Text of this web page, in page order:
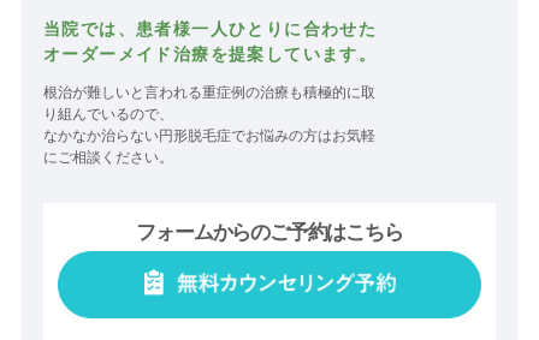
当院では、患者様一人ひとりに合わせた
オーダーメイド治療を提案しています。
根治が難しいと言われる重症例の治療も積極的に取
り組んでいるので、
なかなか治らない円形脱毛症でお悩みの方はお気軽
にご相談ください。
フォームからのご予約はこちら